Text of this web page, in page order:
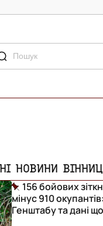
НОВИНИ
156 бойових
мінус 910
Генштабу та дані